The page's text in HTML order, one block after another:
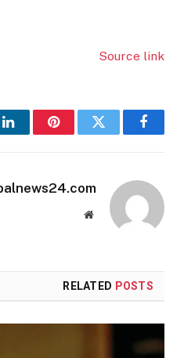
Source link
Facebook
Twitter
Pinterest
Website
RELATED POSTS